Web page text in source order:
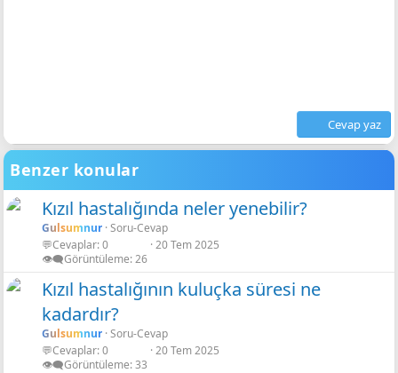
Cevap yaz
Benzer konular
Kızıl hastalığında neler yenebilir?
Gulsumnur Soru-Cevap
💬Cevaplar 0
👁️‍🗨️Görüntüleme 26
20 Tem 2025
Kızıl hastalığının kuluçka süresi ne
kadardır?
Gulsumnur Soru-Cevap
💬Cevaplar 0
👁️‍🗨️Görüntüleme 33
20 Tem 2025